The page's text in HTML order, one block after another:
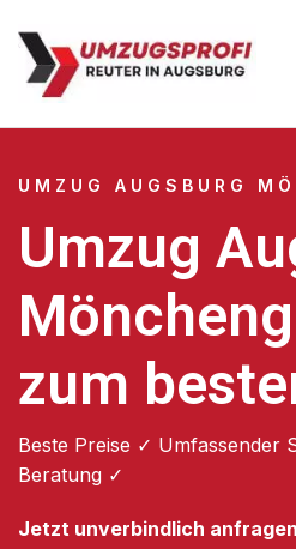
UMZUG AUGSBURG
Umzug
zum
Beste Preise ✓ Umfassender
Beratung ✓
Jetzt unverbindlich